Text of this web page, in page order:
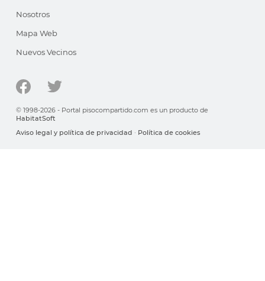
Nosotros
Mapa Web
Nuevos Vecinos
© 1998-2026 - Portal pisocompartido.com es un producto de
HabitatSoft
Aviso legal y política de privacidad · Política de cookies